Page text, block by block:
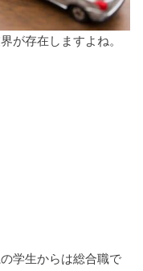
が存在しますよね。
学生からは総合職で